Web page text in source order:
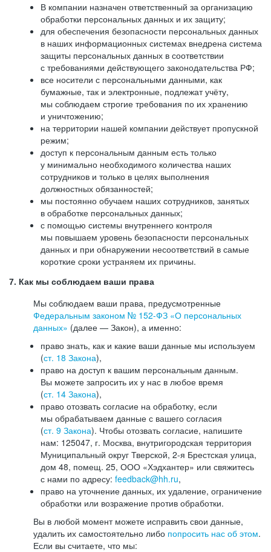
В компании назначен ответственный за организацию
обработки персональных данных и их защиту;
для обеспечения безопасности персональных данных
в наших информационных системах внедрена система
защиты персональных данных в соответствии
с требованиями действующего законодательства РФ;
все носители с персональными данными, как
бумажные, так и электронные, подлежат учёту,
мы соблюдаем строгие требования по их хранению
и уничтожению;
на территории нашей компании действует пропускной
режим;
доступ к персональным данным есть только
у минимально необходимого количества наших
сотрудников и только в целях выполнения
должностных обязанностей;
мы постоянно обучаем наших сотрудников, занятых
в обработке персональных данных;
с помощью системы внутреннего контроля
мы повышаем уровень безопасности персональных
данных и при обнаружении несоответствий в самые
короткие сроки устраняем их причины.
7. Как мы соблюдаем ваши права
Мы соблюдаем ваши права, предусмотренные
Федеральным законом № 152-ФЗ «О персональных
данных» (далее — Закон), а именно:
право знать, как и какие ваши данные мы используем
(ст. 18 Закона),
право на доступ к вашим персональным данным.
Вы можете запросить их у нас в любое время
(ст. 14 Закона),
право отозвать согласие на обработку, если
мы обрабатываем данные с вашего согласия
(ст. 9 Закона). Чтобы отозвать согласие, напишите
нам: 125047, г. Москва, внутригородская территория
Муниципальный округ Тверской, 2-я Брестская улица,
дом 48, помещ. 25, ООО «Хэдхантер» или свяжитесь
с нами по адресу: feedback@hh.ru,
право на уточнение данных, их удаление, ограничение
обработки или возражение против обработки.
Вы в любой момент можете исправить свои данные,
удалить их самостоятельно либо попросить нас об этом.
Если вы считаете, что мы: